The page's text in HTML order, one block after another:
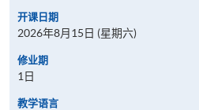
开课日期
2026年8月15日 (星期六)
修业期
1日
教学语言